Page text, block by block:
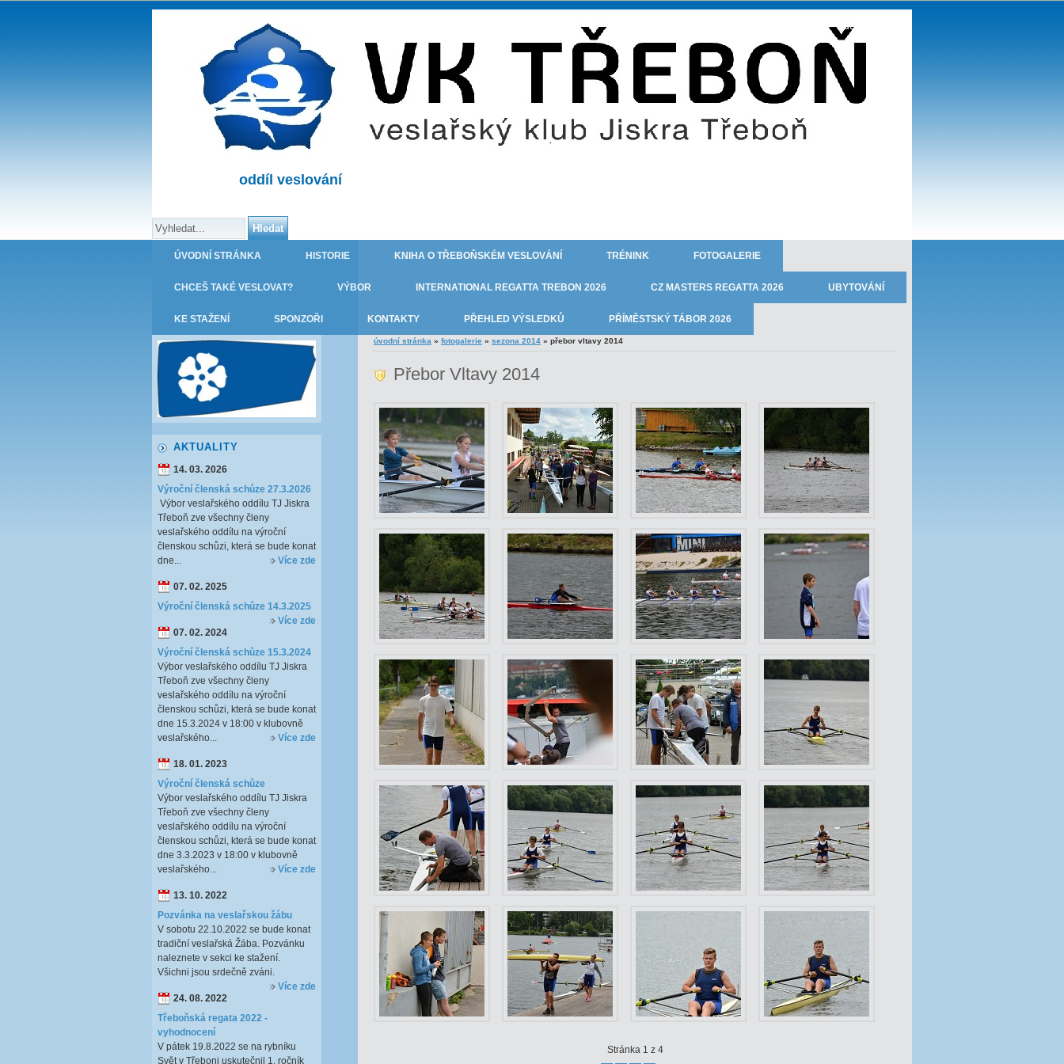
oddíl veslování
TJ JISKRA TŘEBOŇ - oddíl veslování
ÚVODNÍ STRÁNKA HISTORIE KNIHA O TŘEBOŇSKÉM VESLOVÁNÍ TRÉNINK FOTOGALERIE
CHCEŠ TAKÉ VESLOVAT? VÝBOR INTERNATIONAL REGATTA TREBON 2026 CZ MASTERS REGATTA 2026 UBYTOVÁNÍ
KE STAŽENÍ SPONZOŘI KONTAKTY PŘEHLED VÝSLEDKŮ PŘÍMĚSTSKÝ TÁBOR 2026
úvodní stránka » fotogalerie » sezona 2014 » přebor vltavy 2014
Přebor Vltavy 2014
Stránka 1 z 4
AKTUALITY
14. 03. 2026
Výroční členská schůze 27.3.2026
Výbor veslařského oddílu TJ Jiskra
Třeboň zve všechny členy
veslařského oddílu na výroční
členskou schůzi, která se bude konat
dne...
Více zde
07. 02. 2025
Výroční členská schůze 14.3.2025
Více zde
07. 02. 2024
Výroční členská schůze 15.3.2024
Výbor veslařského oddílu TJ Jiskra
Třeboň zve všechny členy
veslařského oddílu na výroční
členskou schůzi, která se bude konat
dne 15.3.2024 v 18:00 v klubovně
veslařského...
Více zde
18. 01. 2023
Výroční členská schůze
Výbor veslařského oddílu TJ Jiskra
Třeboň zve všechny členy
veslařského oddílu na výroční
členskou schůzi, která se bude konat
dne 3.3.2023 v 18:00 v klubovně
veslařského...
Více zde
13. 10. 2022
Pozvánka na veslařskou žábu
V sobotu 22.10.2022 se bude konat
tradiční veslařská Žába. Pozvánku
naleznete v sekci ke stažení.
Všichni jsou srdečně zváni.
Více zde
24. 08. 2022
Třeboňská regata 2022 -
vyhodnocení
V pátek 19.8.2022 se na rybníku
Svět v Třeboni uskutečnil 1. ročník